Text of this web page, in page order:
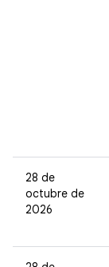
28 de
octubre de
2026